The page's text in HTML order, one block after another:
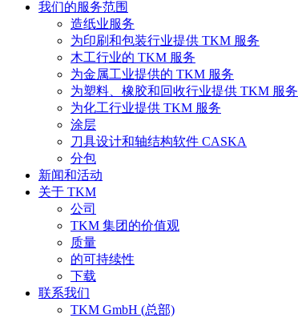
我们的服务范围
造纸业服务
为印刷和包装行业提供 TKM 服务
木工行业的 TKM 服务
为金属工业提供的 TKM 服务
为塑料、橡胶和回收行业提供 TKM 服务
为化工行业提供 TKM 服务
涂层
刀具设计和轴结构软件 CASKA
分包
新闻和活动
关于 TKM
公司
TKM 集团的价值观
质量
的可持续性
下载
联系我们
TKM GmbH (总部)